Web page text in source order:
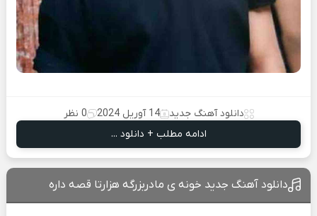
دانلود آهنگ جدید 14 آوریل 2024
0 نظر
ادامه مطلب + دانلود ...
دانلود آهنگ جدید خونه ی مادربزرگه هزارتا قصه داره